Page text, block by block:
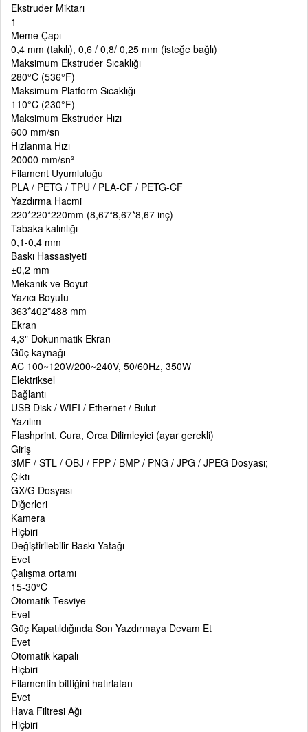
Ekstruder Miktarı
1
Meme Çapı
0,4 mm (takılı), 0,6 / 0,8/ 0,25 mm (isteğe bağlı)
Maksimum Ekstruder Sıcaklığı
280°C (536°F)
Maksimum Platform Sıcaklığı
110°C (230°F)
Maksimum Ekstruder Hızı
600 mm/sn
Hızlanma Hızı
20000 mm/sn²
Filament Uyumluluğu
PLA / PETG / TPU / PLA-CF / PETG-CF
Yazdırma Hacmi
220*220*220mm (8,67*8,67*8,67 inç)
Tabaka kalınlığı
0,1-0,4 mm
Baskı Hassasiyeti
±0,2 mm
Mekanik ve Boyut
Yazıcı Boyutu
363*402*488 mm
Ekran
4,3" Dokunmatik Ekran
Güç kaynağı
AC 100~120V/200~240V, 50/60Hz, 350W
Elektriksel
Bağlantı
USB Disk / WIFI / Ethernet / Bulut
Yazılım
Flashprint, Cura, Orca Dilimleyici (ayar gerekli)
Giriş
3MF / STL / OBJ / FPP / BMP / PNG / JPG / JPEG Dosyası;
Çıktı
GX/G Dosyası
Diğerleri
Kamera
Hiçbiri
Değiştirilebilir Baskı Yatağı
Evet
Çalışma ortamı
15-30°C
Otomatik Tesviye
Evet
Güç Kapatıldığında Son Yazdırmaya Devam Et
Evet
Otomatik kapalı
Hiçbiri
Filamentin bittiğini hatırlatan
Evet
Hava Filtresi Ağı
Hiçbiri